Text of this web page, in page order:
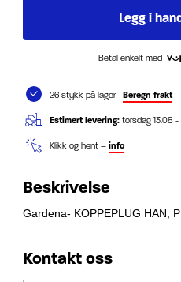
Betal enkelt med
26 stykk på lager Beregn frakt
Estimert levering: torsdag 13.08 -
Klikk og hent – info
Beskrivelse
Gardena- KOPPEPLUG HAN,
Kontakt oss